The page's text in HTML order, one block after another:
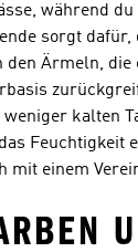
während
sorgt
den Ärmeln,
kalten
mit einem